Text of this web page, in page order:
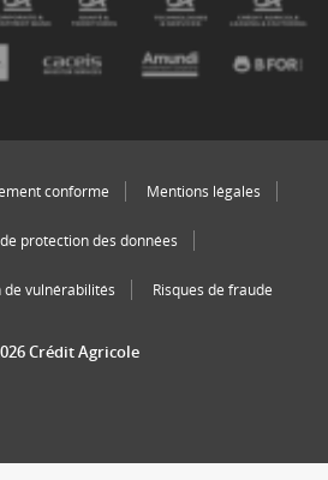
conforme Mentions légales
protection des données
de vulnérabilités Risques de fraude
Crédit Agricole